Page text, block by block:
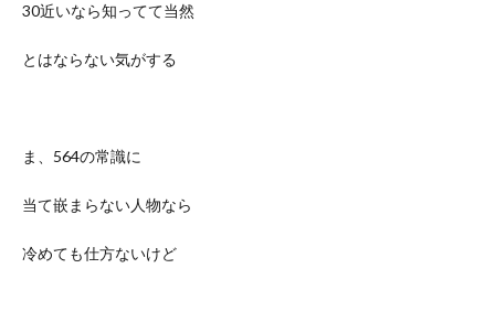
30近いなら知ってて当然
とはならない気がする
ま、564の常識に
当て嵌まらない人物なら
冷めても仕方ないけど